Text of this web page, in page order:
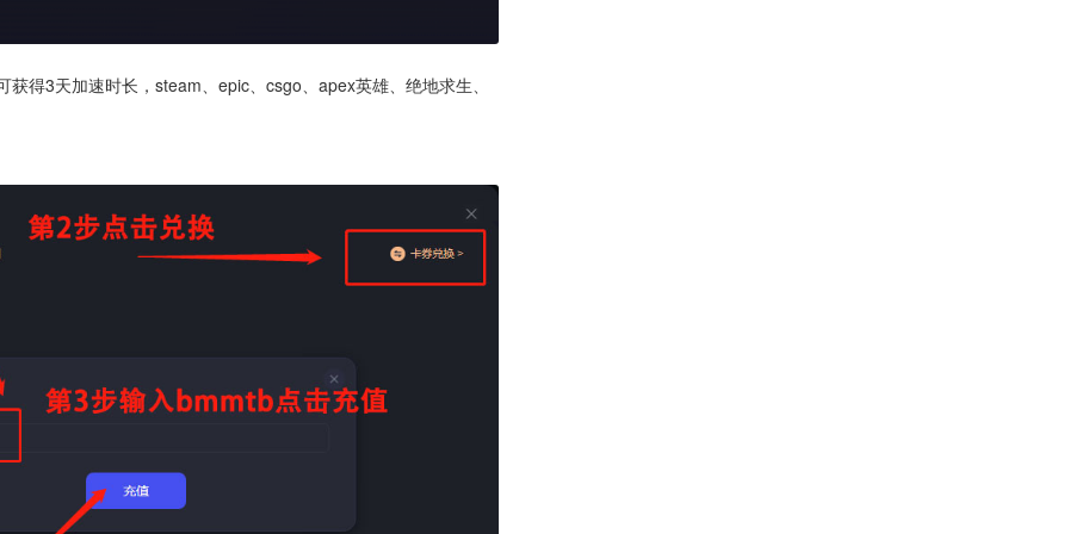
得3天加速时长，steam、epic、csgo、apex英雄、绝地求生、